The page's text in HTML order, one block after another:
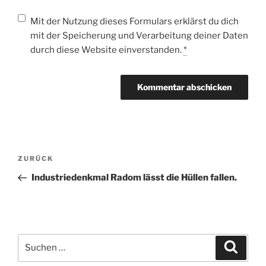
Mit der Nutzung dieses Formulars erklärst du dich
mit der Speicherung und Verarbeitung deiner Daten
durch diese Website einverstanden.*
Beitragsnavigation
Vorheriger
Beitrag
ZURÜCK
Industriedenkmal Radom lässt die Hüllen fallen.
nach: